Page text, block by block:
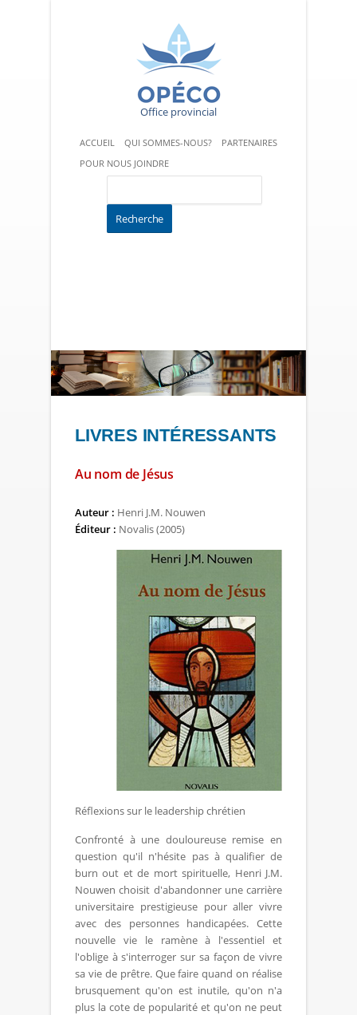
Office provincial
ACCUEIL QUI SOMMES-NOUS?
PARTENAIRES
POUR NOUS JOINDRE
LIVRES INTÉRESSANTS
Au nom de Jésus
Auteur : Henri J.M. Nouwen
Éditeur : Novalis (2005)
Réflexions sur le leadership chrétien
Confronté à une douloureuse remise en
question qu'il n'hésite pas à qualifier de
burn out et de mort spirituelle, Henri J.M.
Nouwen choisit d'abandonner une carrière
universitaire prestigieuse pour aller vivre
avec des personnes handicapées. Cette
nouvelle vie le ramène à l'essentiel et
l'oblige à s'interroger sur sa façon de vivre
sa vie de prêtre. Que faire quand on réalise
brusquement qu'on est inutile, qu'on n'a
plus la cote de popularité et qu'on ne peut